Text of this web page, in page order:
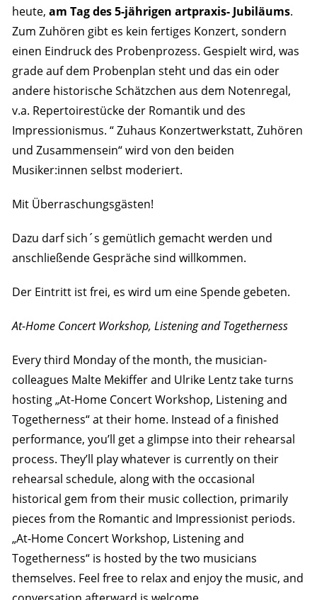
heute, am Tag des 5-jährigen artpraxis- Jubiläums.
Zum Zuhören gibt es kein fertiges Konzert, sondern
einen Eindruck des Probenprozess. Gespielt wird, was
grade auf dem Probenplan steht und das ein oder
andere historische Schätzchen aus dem Notenregal,
v.a. Repertoirestücke der Romantik und des
Impressionismus. “ Zuhaus Konzertwerkstatt, Zuhören
und Zusammensein“ wird von den beiden
Musiker:innen selbst moderiert.
Mit Überraschungsgästen!
Dazu darf sich´s gemütlich gemacht werden und
anschließende Gespräche sind willkommen.
Der Eintritt ist frei, es wird um eine Spende gebeten.
At-Home Concert Workshop, Listening and Togetherness
Every third Monday of the month, the musician-
colleagues Malte Mekiffer and Ulrike Lentz take turns
hosting „At-Home Concert Workshop, Listening and
Togetherness“ at their home. Instead of a finished
performance, you’ll get a glimpse into their rehearsal
process. They’ll play whatever is currently on their
rehearsal schedule, along with the occasional
historical gem from their music collection, primarily
pieces from the Romantic and Impressionist periods.
„At-Home Concert Workshop, Listening and
Togetherness“ is hosted by the two musicians
themselves. Feel free to relax and enjoy the music, and